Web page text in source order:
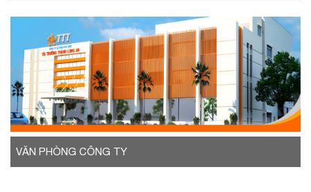
VĂN PHÒNG CÔNG TY